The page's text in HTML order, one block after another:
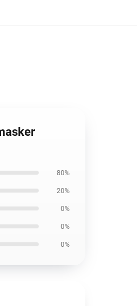
80%
20%
0%
0%
0%